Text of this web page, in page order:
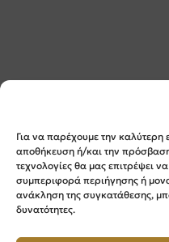
Για να παρέχουμε την καλύτερη
αποθήκευση ή/και την
τεχνολογίες θα μας επιτρέψει
συμπεριφορά περιήγησης ή
ανάκληση της συγκατάθεσης,
δυνατότητες.